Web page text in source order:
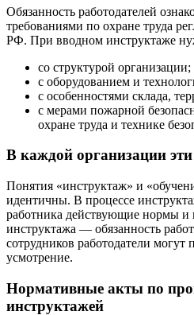
Обязанность работодателей
требованиями по охране труда
РФ. При вводном инструктаже
со структурой
с оборудованием и
с особенностями склада,
с мерами пожарной
охране труда и технике
В каждой организации
Понятия «инструктаж» и
идентичны. В процессе
работника действующие нормы и
инструктажа — обязанность
сотрудников работодатели могут
усмотрение.
Нормативные акты по
инструктажей